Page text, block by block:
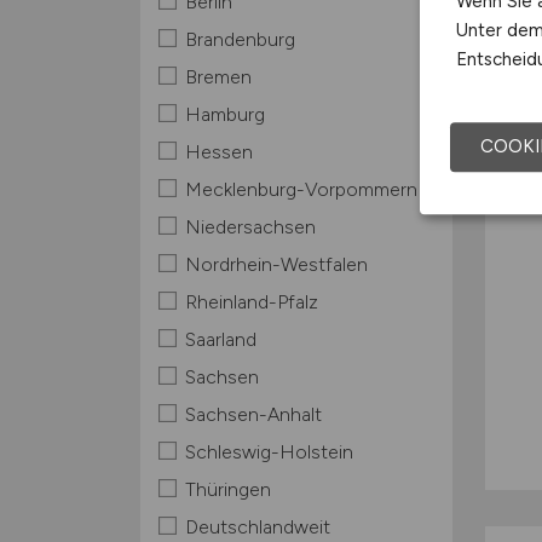
Brandenburg
Bremen
Hamburg
Hessen
Mecklenburg-Vorpommern
Niedersachsen
Nordrhein-Westfalen
Rheinland-Pfalz
Saarland
Sachsen
Sachsen-Anhalt
Schleswig-Holstein
Thüringen
Deutschlandweit
Unter